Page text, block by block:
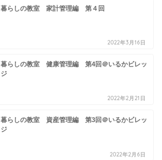
暮らしの教室 家計管理編 第４回
2022年3月16日
暮らしの教室 健康管理編 第4回＠いるかビレッ
ジ
2022年2月21日
暮らしの教室 資産管理編 第3回＠いるかビレッ
ジ
2022年2月6日